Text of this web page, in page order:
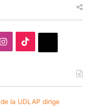
Instagram
la UDLAP dirige